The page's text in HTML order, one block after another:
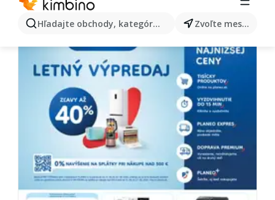
Hľadajte obchody, kategórie, produkty... Zvoľte mesto
Ďalšie letáky z kategórie